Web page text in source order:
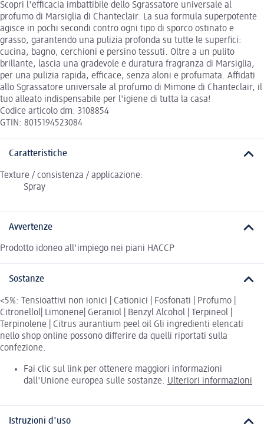
Scopri l'efficacia imbattibile dello Sgrassatore universale al
profumo di Marsiglia di Chanteclair. La sua formula superpotente
agisce in pochi secondi contro ogni tipo di sporco ostinato e
grasso, garantendo una pulizia profonda su tutte le superfici:
cucina, bagno, cerchioni e persino tessuti. Oltre a un pulito
brillante, lascia una gradevole e duratura fragranza di Marsiglia,
per una pulizia rapida, efficace, senza aloni e profumata. Affidati
allo Sgrassatore universale al profumo di Mimone di Chanteclair, il
tuo alleato indispensabile per l'igiene di tutta la casa!
Codice articolo dm: 3108854
GTIN: 8015194523084
Caratteristiche
Texture / consistenza / applicazione:
Spray
Avvertenze
Prodotto idoneo all'impiego nei piani HACCP
Sostanze
<5%: Tensioattivi non ionici | Cationici | Fosfonati | Profumo |
Citronellol| Limonene| Geraniol | Benzyl Alcohol | Terpineol |
Terpinolene | Citrus aurantium peel oil Gli ingredienti elencati
nello shop online possono differire da quelli riportati sulla
confezione.
Fai clic sul link per ottenere maggiori informazioni
dall'Unione europea sulle sostanze. Ulteriori informazioni
Istruzioni d'uso